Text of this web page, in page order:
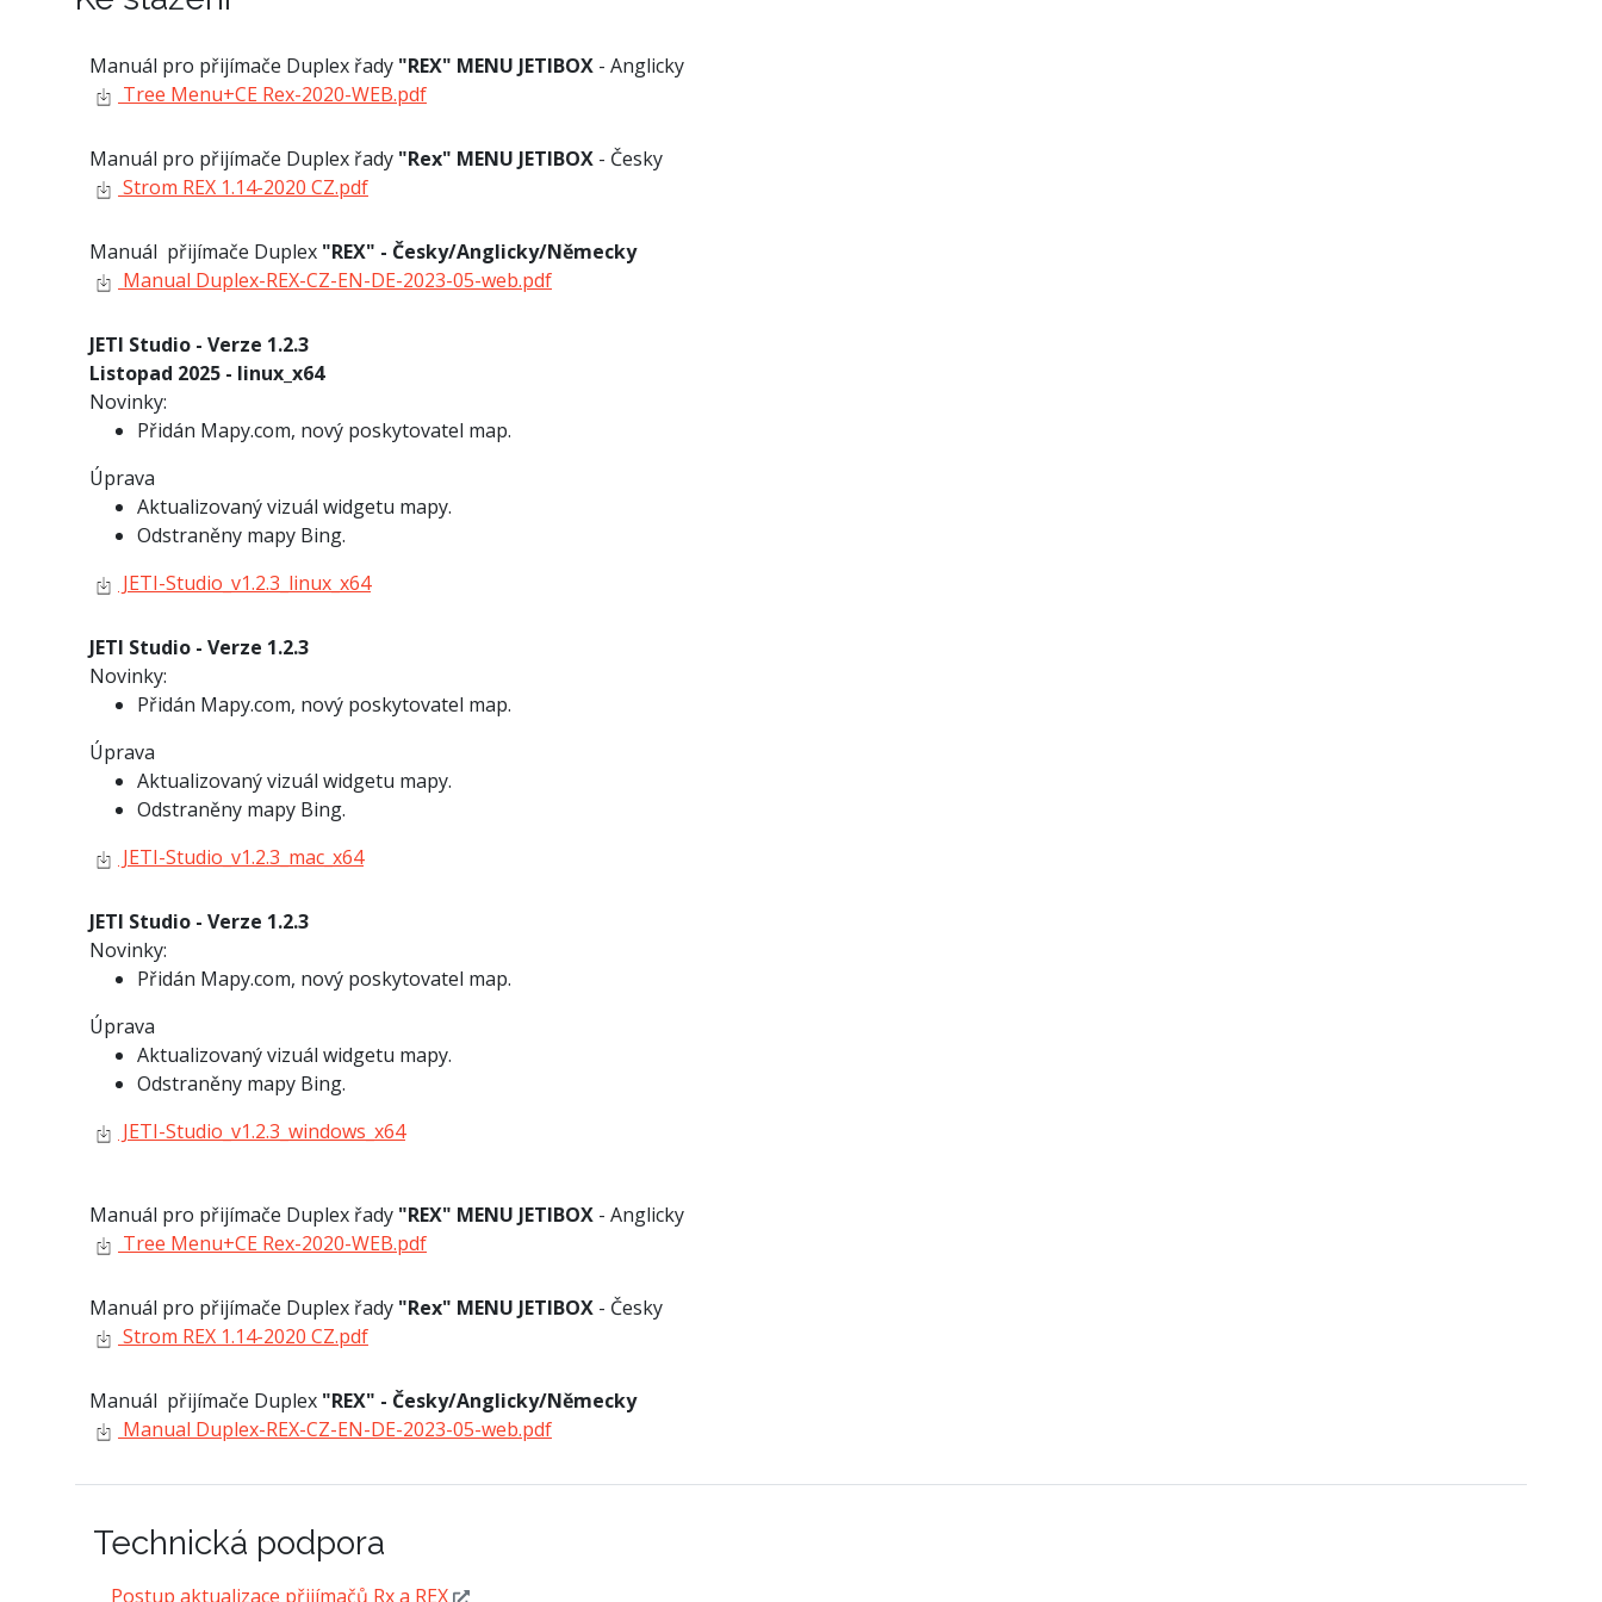
Manuál pro přijímače Duplex řady "REX" MENU JETIBOX - Anglicky
Tree Menu+CE Rex-2020-WEB.pdf
Manuál pro přijímače Duplex řady "Rex" MENU JETIBOX - Česky
Strom REX 1.14-2020 CZ.pdf
Manuál přijímače Duplex "REX" - Česky/Anglicky/Německy
Manual Duplex-REX-CZ-EN-DE-2023-05-web.pdf
JETI Studio - Verze 1.2.3
Listopad 2025 - linux_x64
Novinky:
Přidán Mapy.com, nový poskytovatel map.
Úprava
Aktualizovaný vizuál widgetu mapy.
Odstraněny mapy Bing.
JETI-Studio_v1.2.3_linux_x64
JETI Studio - Verze 1.2.3
Novinky:
Přidán Mapy.com, nový poskytovatel map.
Úprava
Aktualizovaný vizuál widgetu mapy.
Odstraněny mapy Bing.
JETI-Studio_v1.2.3_mac_x64
JETI Studio - Verze 1.2.3
Novinky:
Přidán Mapy.com, nový poskytovatel map.
Úprava
Aktualizovaný vizuál widgetu mapy.
Odstraněny mapy Bing.
JETI-Studio_v1.2.3_windows_x64
Manuál pro přijímače Duplex řady "REX" MENU JETIBOX - Anglicky
Tree Menu+CE Rex-2020-WEB.pdf
Manuál pro přijímače Duplex řady "Rex" MENU JETIBOX - Česky
Strom REX 1.14-2020 CZ.pdf
Manuál přijímače Duplex "REX" - Česky/Anglicky/Německy
Manual Duplex-REX-CZ-EN-DE-2023-05-web.pdf
Technická podpora
Postup aktualizace přijímačů Rx a REX